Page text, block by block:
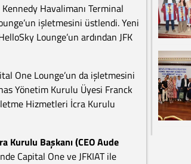
Havalimanı Terminal
işletmesini üstlendi. Yeni
Lounge’un ardından JFK
One Lounge’un da işletmesini
Yönetim Kurulu Üyesi Franck
Hizmetleri İcra Kurulu
Kurulu Başkanı (CEO Aude
Capital One ve JFKIAT ile